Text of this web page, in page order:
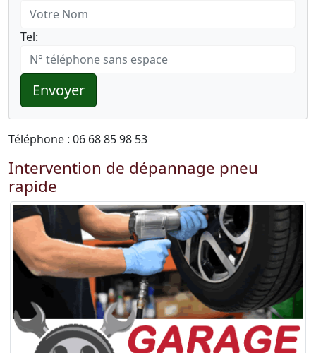
Tel:
Envoyer
Téléphone : 06 68 85 98 53
Intervention de dépannage pneu
rapide